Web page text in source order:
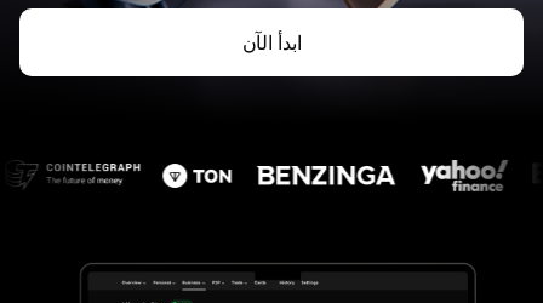
ابدأ الآن